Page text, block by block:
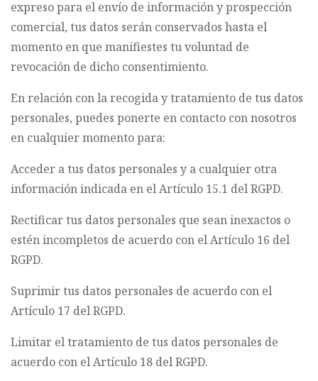
expreso para el envío de información y prospección
comercial, tus datos serán conservados hasta el
momento en que manifiestes tu voluntad de
revocación de dicho consentimiento.
En relación con la recogida y tratamiento de tus datos
personales, puedes ponerte en contacto con nosotros
en cualquier momento para:
Acceder a tus datos personales y a cualquier otra
información indicada en el Artículo 15.1 del RGPD.
Rectificar tus datos personales que sean inexactos o
estén incompletos de acuerdo con el Artículo 16 del
RGPD.
Suprimir tus datos personales de acuerdo con el
Artículo 17 del RGPD.
Limitar el tratamiento de tus datos personales de
acuerdo con el Artículo 18 del RGPD.